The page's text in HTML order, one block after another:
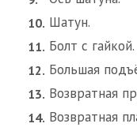
Шатун.
Болт с гайкой.
Большая
Возвратная
Возвратная